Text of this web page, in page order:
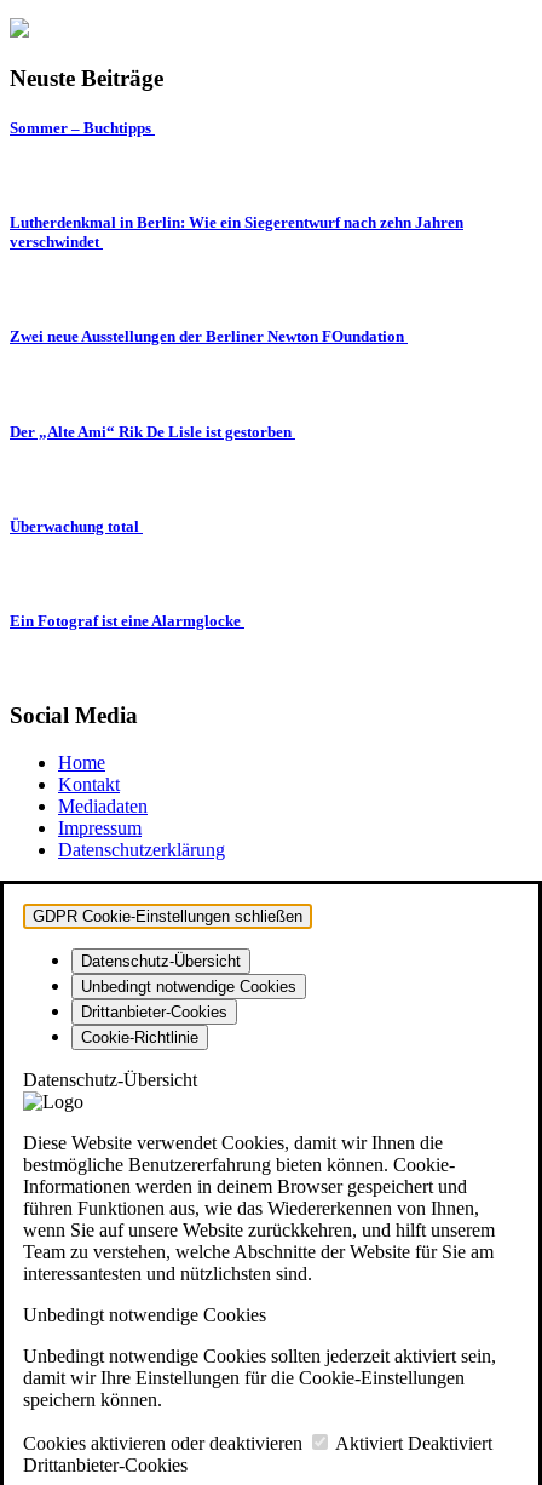
Neuste Beiträge
Sommer – Buchtipps
Lutherdenkmal in Berlin: Wie ein Siegerentwurf nach zehn Jahren
verschwindet
Zwei neue Ausstellungen der Berliner Newton FOundation
Der „Alte Ami“ Rik De Lisle ist gestorben
Überwachung total
Ein Fotograf ist eine Alarmglocke
Social Media
Home
Kontakt
Mediadaten
Impressum
Datenschutzerklärung
GDPR Cookie-Einstellungen schließen
Datenschutz-Übersicht
Unbedingt notwendige Cookies
Drittanbieter-Cookies
Cookie-Richtlinie
Datenschutz-Übersicht
Diese Website verwendet Cookies, damit wir Ihnen die
bestmögliche Benutzererfahrung bieten können. Cookie-
Informationen werden in deinem Browser gespeichert und
führen Funktionen aus, wie das Wiedererkennen von Ihnen,
wenn Sie auf unsere Website zurückkehren, und hilft unserem
Team zu verstehen, welche Abschnitte der Website für Sie am
interessantesten und nützlichsten sind.
Unbedingt notwendige Cookies
Unbedingt notwendige Cookies sollten jederzeit aktiviert sein,
damit wir Ihre Einstellungen für die Cookie-Einstellungen
speichern können.
Cookies aktivieren oder deaktivieren Aktiviert Deaktiviert
Drittanbieter-Cookies